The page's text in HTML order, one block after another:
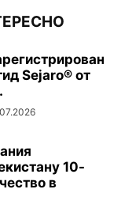
Sejaro® от
10-
в